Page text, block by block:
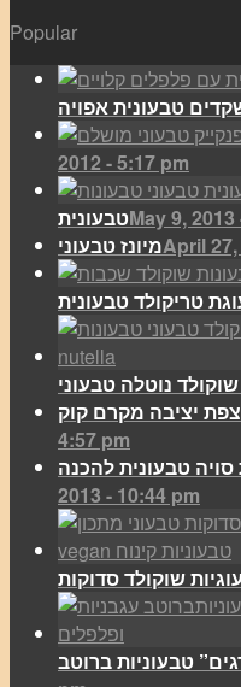
Popular
2012 - 5:17 pm
טבעוניתMay 9,
מיונז טבעוניApril
טריקולד טבעונית
נוטלה טבעוני
4:57 pm
2013 - 10:44 pm
עוגיות שוקולד סדוקות